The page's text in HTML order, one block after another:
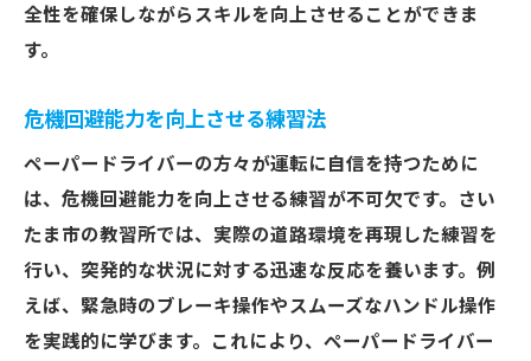
全性を確保しながらスキルを向上させることができま
す。
危機回避能力を向上させる練習法
ペーパードライバーの方々が運転に自信を持つために
は、危機回避能力を向上させる練習が不可欠です。さい
たま市の教習所では、実際の道路環境を再現した練習を
行い、突発的な状況に対する迅速な反応を養います。例
えば、緊急時のブレーキ操作やスムーズなハンドル操作
を実践的に学びます。これにより、ペーパードライバー